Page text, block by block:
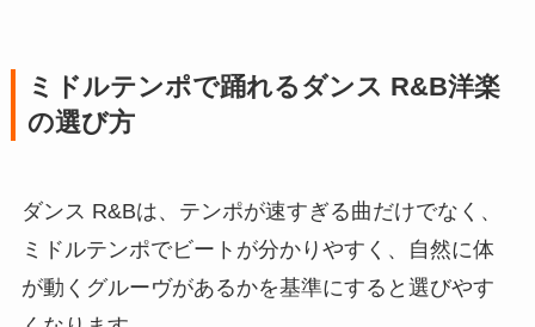
ミドルテンポで踊れるダンス R&B洋楽
の選び方
ダンス R&Bは、テンポが速すぎる曲だけでなく、
ミドルテンポでビートが分かりやすく、自然に体
が動くグルーヴがあるかを基準にすると選びやす